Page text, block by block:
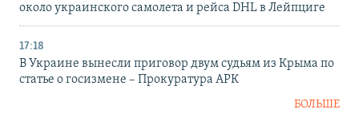
около украинского самолета и рейса DHL в Лейпциге
17:18
В Украине вынесли приговор двум судьям из Крыма по
статье о госизмене – Прокуратура АРК
БОЛЬШЕ